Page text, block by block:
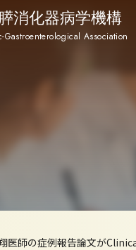
消化器病学機構
Gastroenterological Association
医師の症例報告論文が